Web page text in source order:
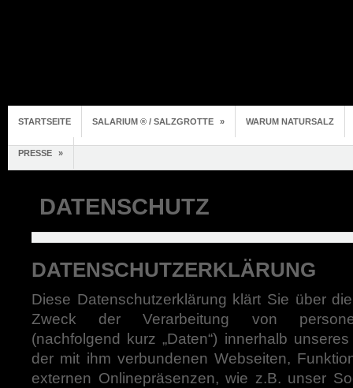
STARTSEITE SALARIUM ® / SALZGROTTE » WARUM NATURSALZ
PRESSE »
DATENSCHUTZ
DATENSCHUTZERKLÄRUNG
Diese Datenschutzerklärung klärt Sie über
Zweck der Verarbeitung von
(nachfolgend kurz „Daten“) innerhalb
der mit ihm verbundenen Webseiten,
externen Onlinepräsenzen, wie z.B. unser